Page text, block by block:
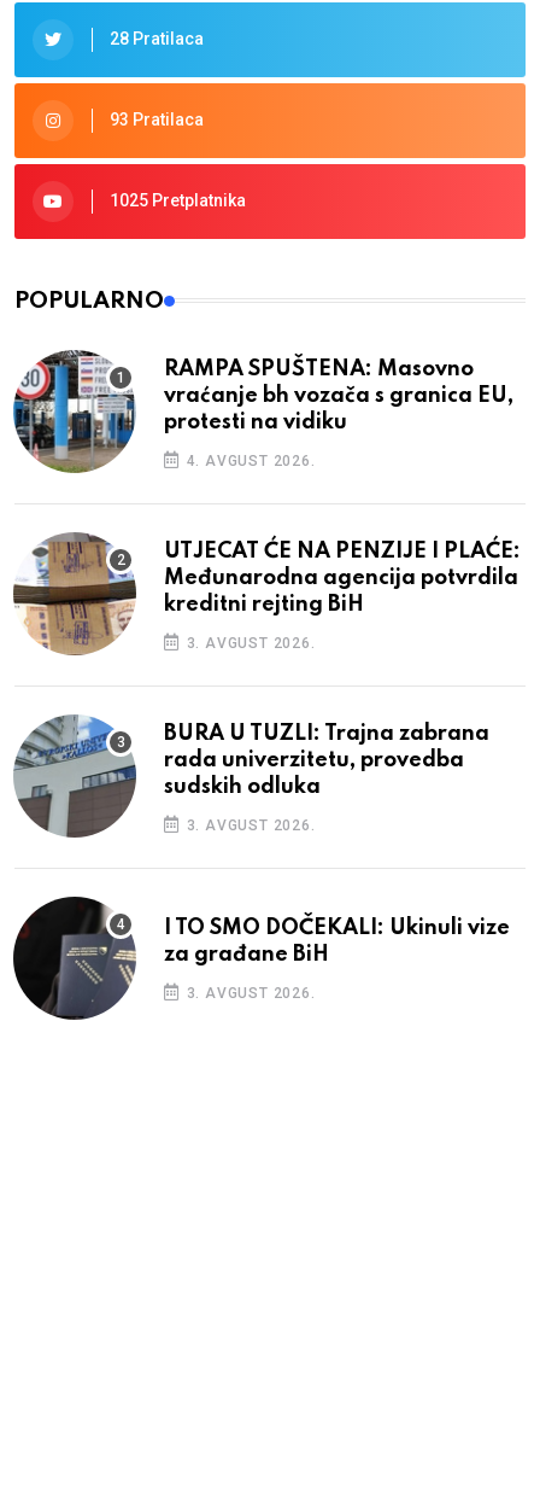
28 Pratilaca
93 Pratilaca
1025 Pretplatnika
POPULARNO
RAMPA SPUŠTENA: Masovno
vraćanje bh vozača s granica EU,
protesti na vidiku
4. AVGUST 2026.
UTJECAT ĆE NA PENZIJE I PLAĆE:
Međunarodna agencija potvrdila
kreditni rejting BiH
3. AVGUST 2026.
BURA U TUZLI: Trajna zabrana
rada univerzitetu, provedba
sudskih odluka
3. AVGUST 2026.
I TO SMO DOČEKALI: Ukinuli vize
za građane BiH
3. AVGUST 2026.